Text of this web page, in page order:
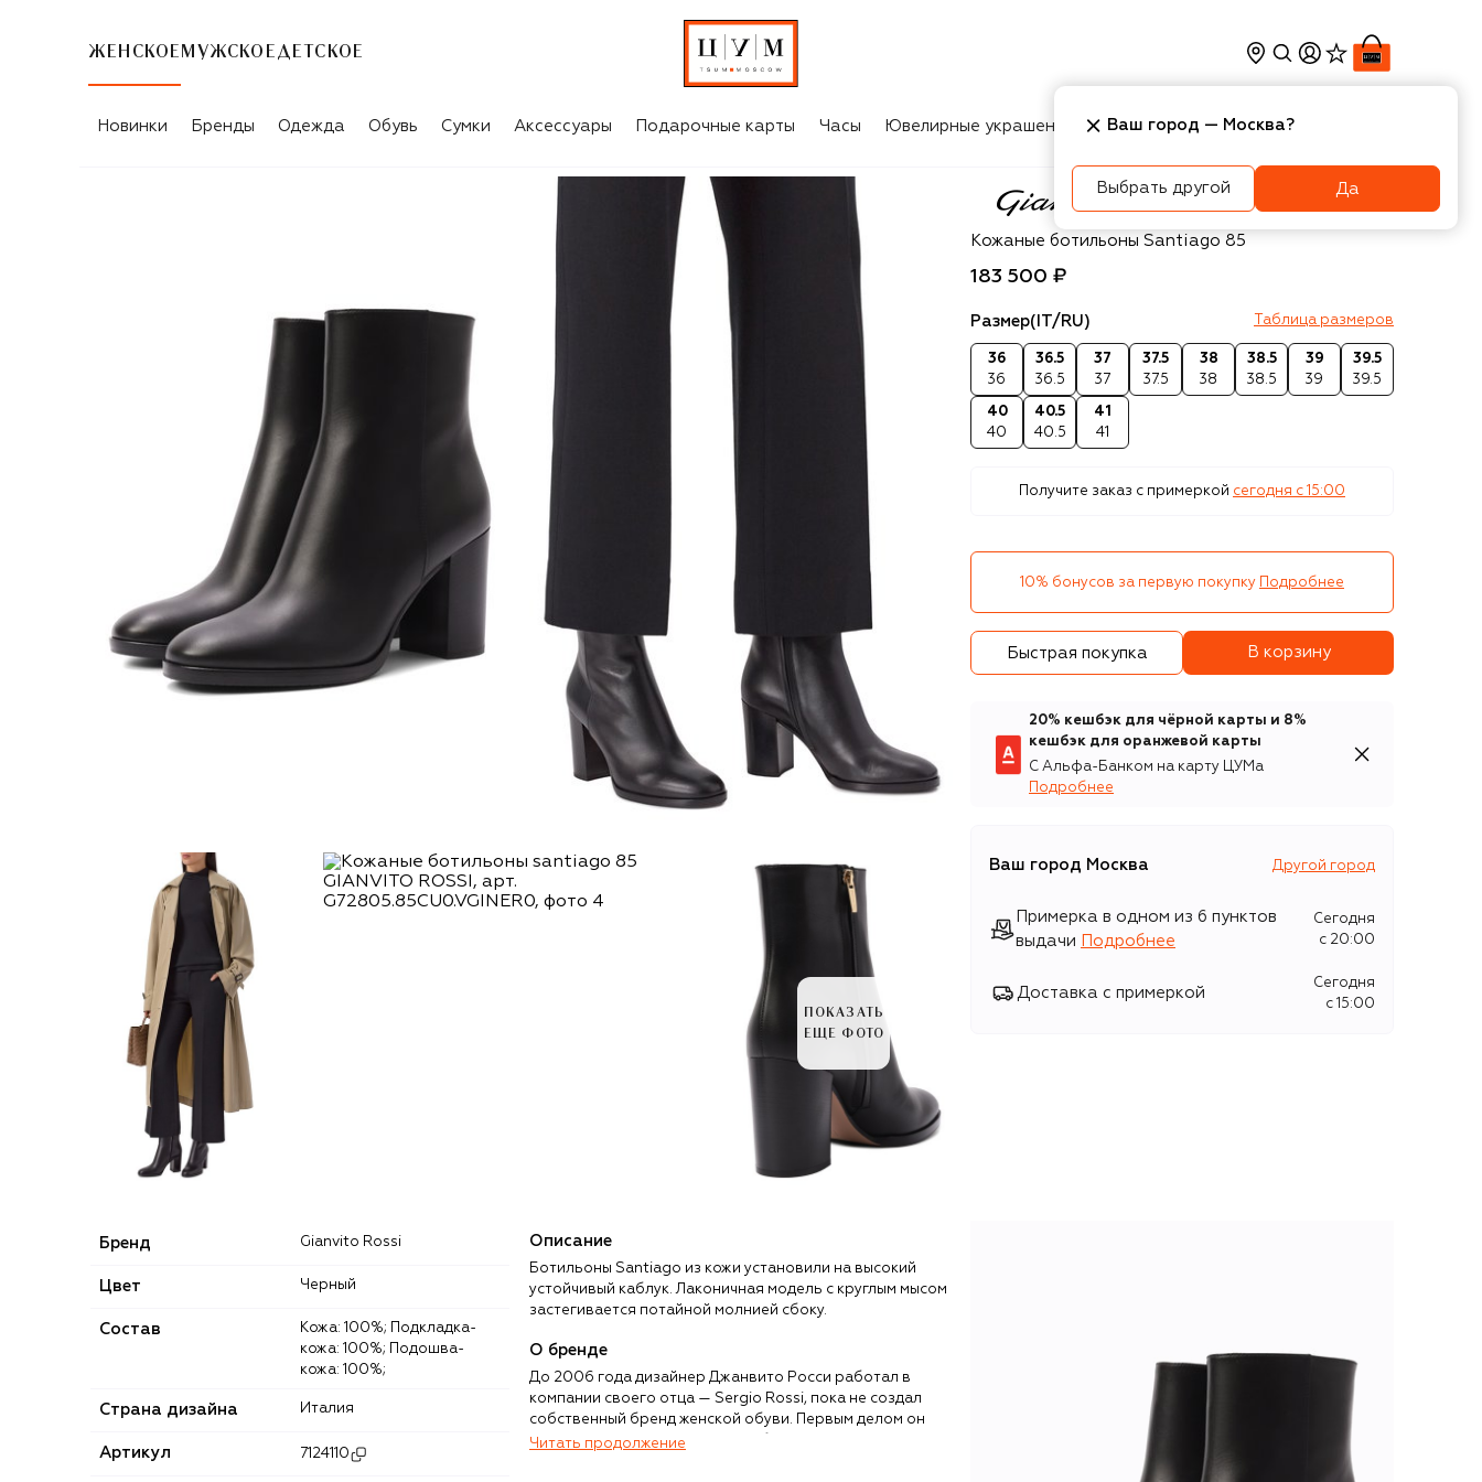
ЖЕНСКОЕ МУЖСКОЕ ДЕТСКОЕ
Новинки Бренды Одежда Обувь Сумки Аксессуары Подарочные карты Часы Ювелирные украшения Косметика Интерьер
ПОКАЗАТЬ
ЕЩЕ ФОТО
Gianvito Rossi
Кожаные ботильоны Santiago 85
183 500 ₽
Размер(IT/RU) Таблица размеров
36
36
36.5
36.5
37
37
37.5
37.5
38
38
38.5
38.5
39
39
39.5
39.5
40
40
40.5
40.5
41
41
Получите заказ с примеркой сегодня c 15:00
10% бонусов за первую покупку Подробнее
Быстрая покупка В корзину
20% кешбэк для чёрной карты и 8%
кешбэк для оранжевой карты
С Альфа-Банком на карту ЦУМа
Подробнее
Ваш город Москва Другой город
Примерка в одном из 6 пунктов
выдачи
Подробнее
Сегодня
c 20:00
Доставка с примеркой
Сегодня
c 15:00
Бренд Gianvito Rossi
Цвет Черный
Состав
Кожа: 100%; Подкладка-
кожа: 100%; Подошва-
кожа: 100%;
Страна дизайна Италия
Артикул 7124110
Описание
Ботильоны Santiago из кожи установили на высокий
устойчивый каблук. Лаконичная модель с круглым мысом
застегивается потайной молнией сбоку.
О бренде
До 2006 года дизайнер Джанвито Росси работал в
компании своего отца — Sergio Rossi, пока не создал
собственный бренд женской обуви. Первым делом он
запустил ограниченную серию босоножек Portofino,
Читать продолжение
Ваш город — Москва?
Выбрать другой Да